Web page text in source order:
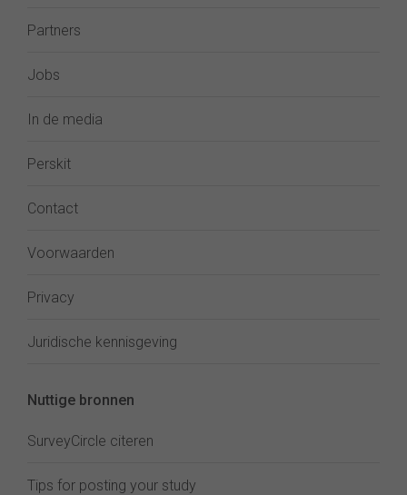
Partners
Jobs
In de media
Perskit
Contact
Voorwaarden
Privacy
Juridische kennisgeving
Nuttige bronnen
SurveyCircle citeren
Tips for posting your study